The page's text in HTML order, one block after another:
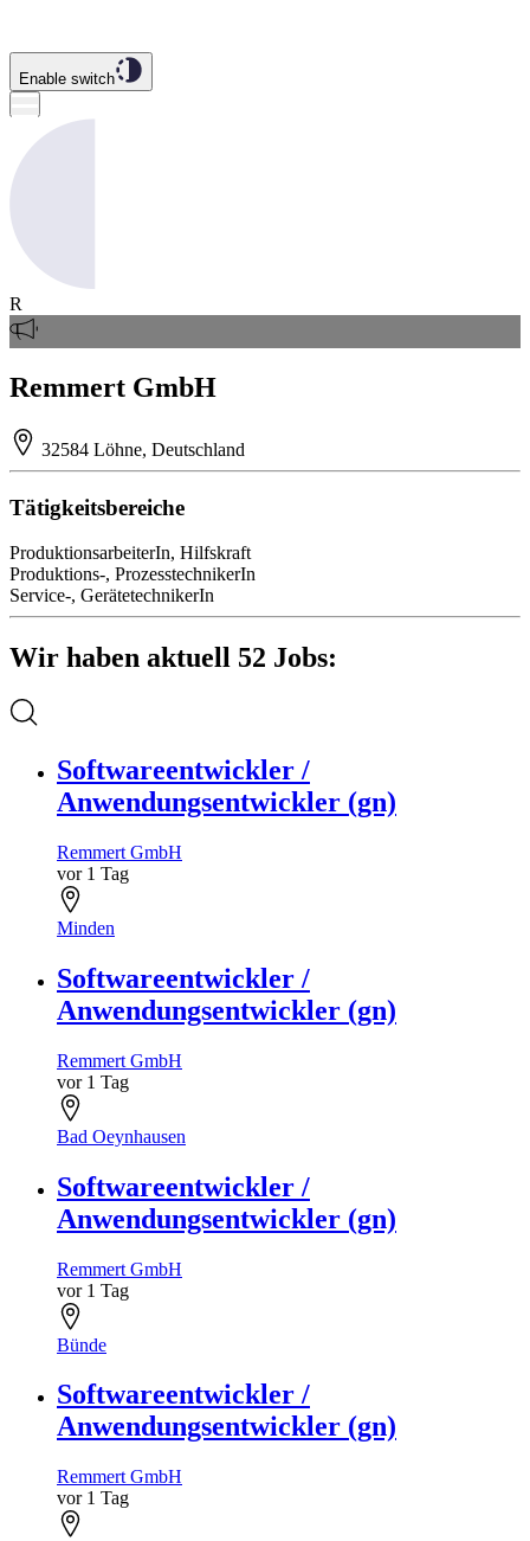
Enable switch
R
Remmert GmbH
32584 Löhne, Deutschland
Tätigkeitsbereiche
ProduktionsarbeiterIn, Hilfskraft
Produktions-, ProzesstechnikerIn
Service-, GerätetechnikerIn
Wir haben aktuell 52 Jobs:
Softwareentwickler /
Anwendungsentwickler (gn)
Remmert GmbH
vor 1 Tag
Minden
Softwareentwickler /
Anwendungsentwickler (gn)
Remmert GmbH
vor 1 Tag
Bad Oeynhausen
Softwareentwickler /
Anwendungsentwickler (gn)
Remmert GmbH
vor 1 Tag
Bünde
Softwareentwickler /
Anwendungsentwickler (gn)
Remmert GmbH
vor 1 Tag